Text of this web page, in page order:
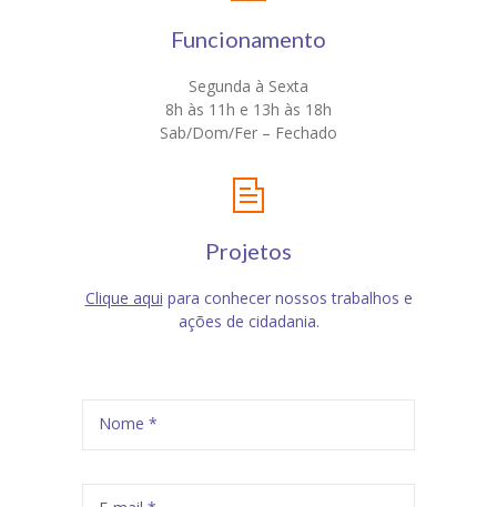
Funcionamento
Segunda à Sexta
8h às 11h e 13h às 18h
Sab/Dom/Fer – Fechado
Projetos
Clique aqui para conhecer nossos trabalhos e
ações de cidadania.
Nome *